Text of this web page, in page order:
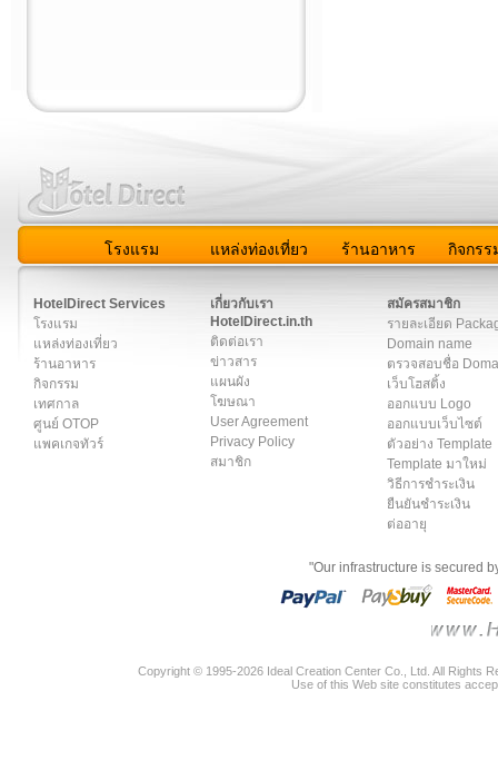
โรงแรม แหล่งท่องเที่ยว ร้านอาหาร กิจกรร
HotelDirect Services
โรงแรม
แหล่งท่องเที่ยว
ร้านอาหาร
กิจกรรม
เทศกาล
ศูนย์ OTOP
แพคเกจทัวร์
เกี่ยวกับเรา
HotelDirect.in.th
ติดต่อเรา
ข่าวสาร
แผนผัง
โฆษณา
User Agreement
Privacy Policy
สมาชิก
สมัครสมาชิก
รายละเอียด
Domain name
ตรวจสอบชื่อ
เว็บโฮสติ้ง
ออกแบบ Logo
ออกแบบเว็บไซต์
ตัวอย่าง Template
Template มาใหม่
วิธีการชำระเงิน
ยืนยันชำระเงิน
ต่ออายุ
"Our infrastructure is secured
Copyright © 1995-2026 Ideal Creation Center Co., Ltd. All Rights
Use of this Web site constitutes